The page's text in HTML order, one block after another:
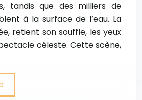
tandis que des milliers de
à la surface de l’eau. La
retient son souffle, les yeux
céleste. Cette scène,